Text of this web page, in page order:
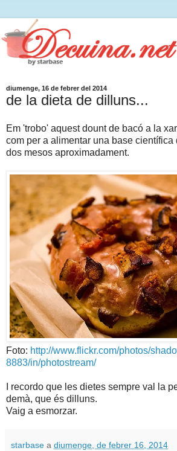
diumenge, 16 de febrer del 2014
de la dieta de dilluns...
Em 'trobo' aquest dount de bacó a la
com per a alimentar una base científica
dos mesos aproximadament.
Foto: http://www.flickr.com/photos/
8883/in/photostream/
I recordo que les dietes sempre val la
demà, que és dilluns.
Vaig a esmorzar.
starbase a diumenge, de febrer 16, 2014